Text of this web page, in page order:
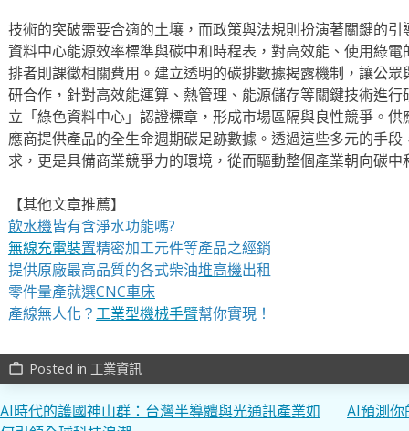
技術的突破需要合適的土壤，而政策與法規則扮演著關鍵的
資料中心能源效率標準與碳中和時程表，對高效能、使用綠
排者則課徵相關費用。建立透明的碳排數據揭露機制，讓公
研合作，針對高效能運算、熱管理、能源儲存等關鍵技術進
立「綠色資料中心」認證標章，形成市場區隔與良性競爭。
應商提供產品的全生命週期碳足跡數據。透過這些多元的手
求，更是具備商業競爭力的環境，從而驅動整個產業朝向碳
【其他文章推薦】
飲水機皆有含淨水功能嗎?
無線充電裝置精密加工元件等產品之經銷
提供原廠最高品質的各式柴油堆高機出租
零件量產就選CNC車床
產線無人化？工業型機械手臂幫你實現！
work_outline Posted in 工業資訊
文
AI時代的護國神山群：台灣半導體與光通訊產業如
AI預測